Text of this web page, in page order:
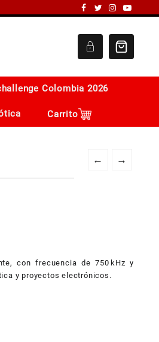
Colombia 2026
Carrito
← →
con frecuencia de 750 kHz y
y proyectos electrónicos.